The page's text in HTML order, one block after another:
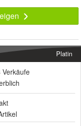
Platin
Verkäufe